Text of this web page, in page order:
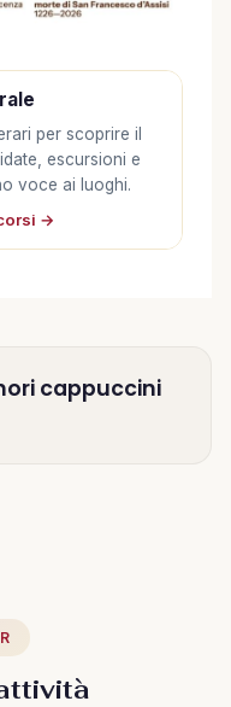
per scoprire il
escursioni e
voce ai luoghi.
→
cappuccini